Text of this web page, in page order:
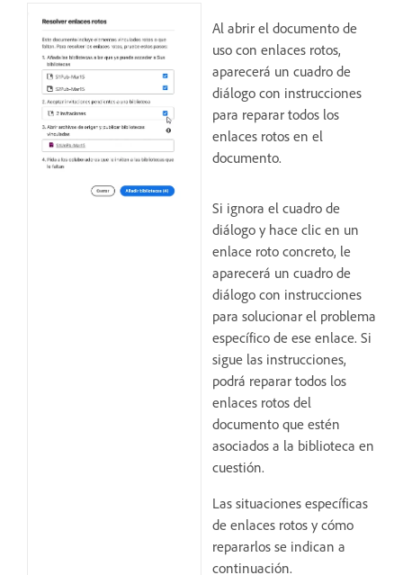
Al abrir el documento de
uso con enlaces rotos,
aparecerá un cuadro de
diálogo con instrucciones
para reparar todos los
enlaces rotos en el
documento.
Si ignora el cuadro de
diálogo y hace clic en un
enlace roto concreto, le
aparecerá un cuadro de
diálogo con instrucciones
para solucionar el problema
específico de ese enlace. Si
sigue las instrucciones,
podrá reparar todos los
enlaces rotos del
documento que estén
asociados a la biblioteca en
cuestión.
Las situaciones específicas
de enlaces rotos y cómo
repararlos se indican a
continuación.